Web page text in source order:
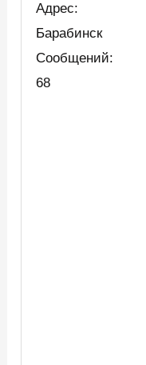
Адрес:
Барабинск
Сообщений:
68